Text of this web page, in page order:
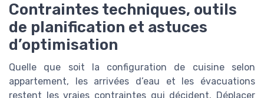
Contraintes techniques, outils
de planification et astuces
d’optimisation
Quelle que soit la configuration de cuisine selon
appartement, les arrivées d’eau et les évacuations
restent les vraies contraintes qui décident. Déplacer